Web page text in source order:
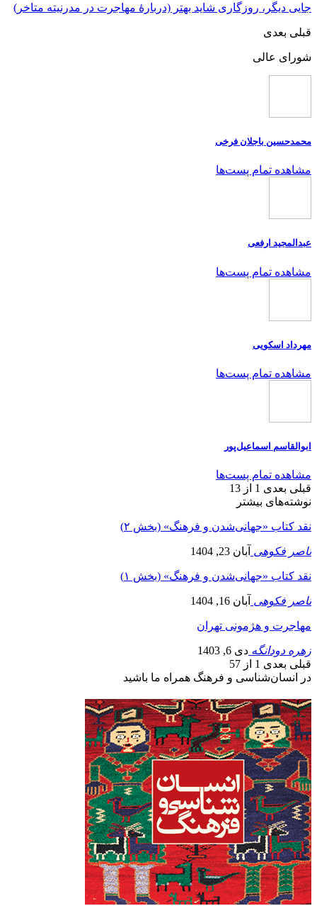
جایی دیگر، روزگاری شاید بهتر (دربارۀ مهاجرت در مدرنیته متاخر)
قبلی بعدی
شورای عالی
محمدحسین باجلان فرخی
مشاهده تمام پست‌ها
عبدالمجید ارفعی
مشاهده تمام پست‌ها
مهرداد اسکویی
مشاهده تمام پست‌ها
ابوالقاسم اسماعیل‌پور
مشاهده تمام پست‌ها
قبلی بعدی 1 از 13
نوشته‌های بیشتر
نقد کتاب «جهانی‌شدن و فرهنگ» (بخش ۲)
ناصر فکوهی آبان 23, 1404
نقد کتاب «جهانی‌شدن و فرهنگ» (بخش ۱)
ناصر فکوهی آبان 16, 1404
مهاجرت‌ و هژمونی تهران
زهره دودانگه دی 6, 1403
قبلی بعدی 1 از 57
در انسان‌شناسی و فرهنگ همراه ما باشید